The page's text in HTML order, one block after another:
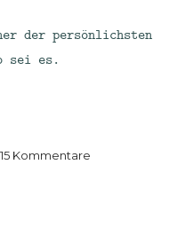
der persönlichsten
sei es.
persönliches
15 Kommentare